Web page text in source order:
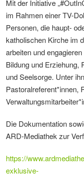
Mit der Initiative
im Rahmen einer TV-
Personen, die haupt-
katholischen Kirche im
arbeiten und
Bildung und Erziehung,
und Seelsorge. Unter
Pastoralreferent*innen,
Die Dokumentation
ARD-Mediathek zur
https://
exklusive-